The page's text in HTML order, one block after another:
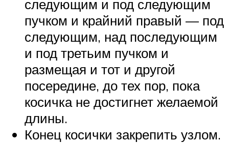
следующим и под следующим
пучком и крайний правый — под
следующим, над последующим
и под третьим пучком и
размещая и тот и другой
посередине, до тех пор, пока
косичка не достигнет желаемой
длины.
Конец косички закрепить узлом.